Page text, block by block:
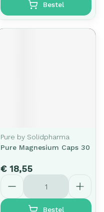
Bestel
Pure by Solidpharma
Pure Magnesium Caps 30
€ 18,55
Aantal
Bestel